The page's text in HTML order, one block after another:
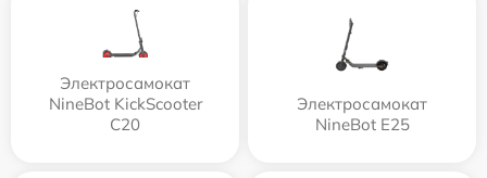
Электросамокат
NineBot KickScooter
C20
Электросамокат
NineBot E25